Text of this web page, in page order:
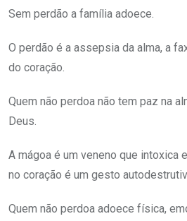
Sem perdão a família adoece.
O perdão é a assepsia da alma, a
do coração.
Quem não perdoa não tem paz na
Deus.
A mágoa é um veneno que intoxica
no coração é um gesto
Quem não perdoa adoece física,